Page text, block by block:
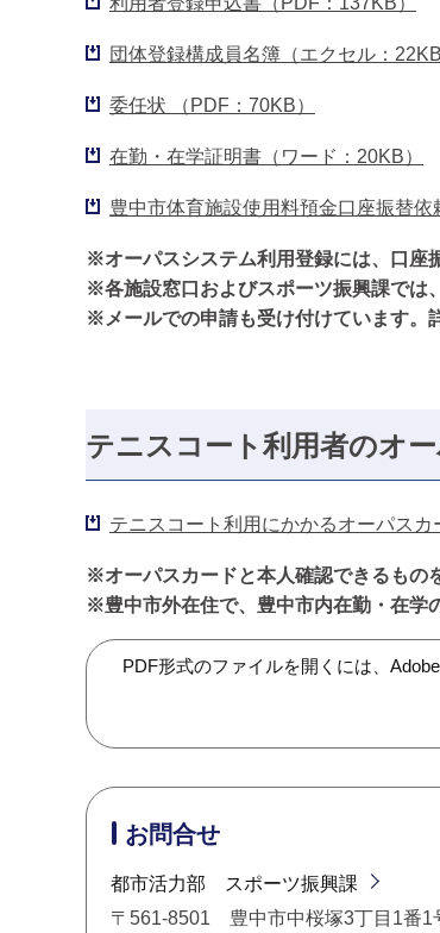
団体登録構成員名簿（エクセル：22KB
委任状 （PDF：70KB）
在勤・在学証明書（ワード：20KB）
豊中市体育施設使用料預金口座振替
※オーパスシステム利用登録には、口座
※各施設窓口およびスポーツ振興課では
※メールでの申請も受け付けています。
テニスコート利用者のオ
テニスコート利用にかかるオーパスカ
※オーパスカードと本人確認できるもの
※豊中市外在住で、豊中市内在勤・在学
PDF形式のファイルを開くには、
お問合せ
都市活力部 スポーツ振興課
〒561-8501 豊中市中桜塚3丁目1番